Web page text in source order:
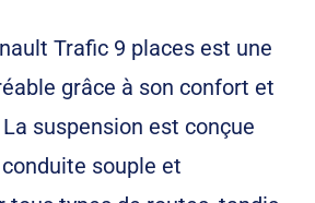
Trafic 9 places est une
grâce à son confort et
suspension est conçue
souple et